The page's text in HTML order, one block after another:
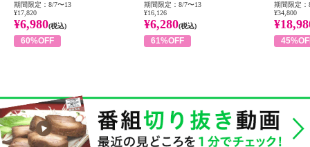
期間限定：8/7〜13
¥17,820
¥6,980(税込)
60%OFF
期間限定：8/7〜13
¥16,126
¥6,280(税込)
61%OFF
期間限定：
¥34,800